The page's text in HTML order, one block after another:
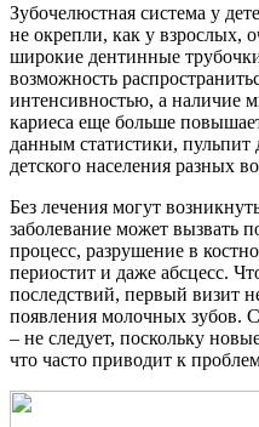
Зубочелюстная система у
не окрепли, как у взрослых,
широкие дентинные
возможность
интенсивностью, а наличие
кариеса еще больше
данным статистики,
детского населения разных
Без лечения могут
заболевание может вызвать
процесс, разрушение в
периостит и даже абсцесс.
последствий, первый визит
появления молочных зубов.
– не следует, поскольку
что часто приводит к